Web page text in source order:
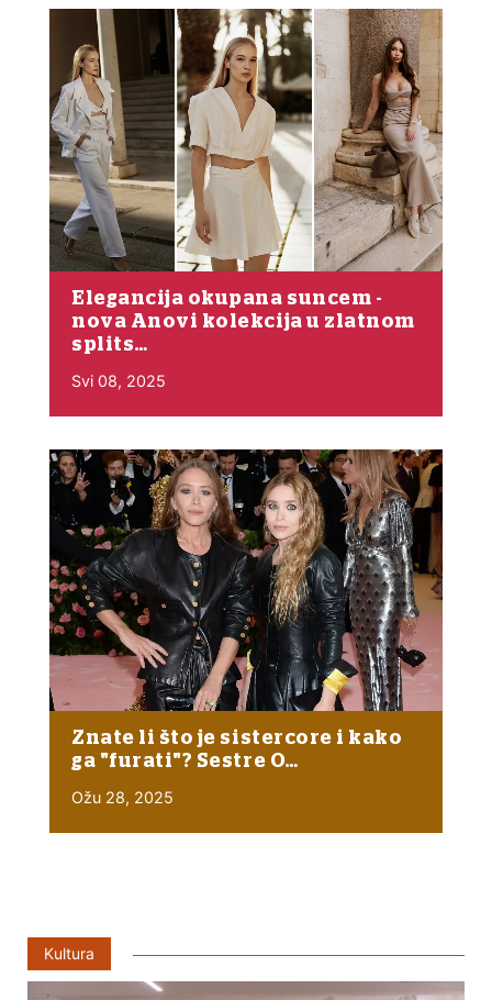
Elegancija okupana suncem -
nova Anovi kolekcija u zlatnom
splits…
Svi 08, 2025
Znate li što je sistercore i kako
ga "furati"? Sestre O…
Ožu 28, 2025
Kultura